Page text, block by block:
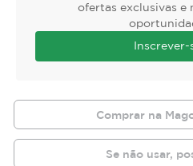
ofertas exclusivas e
Inscrever-
Comprar na
Se não usar,